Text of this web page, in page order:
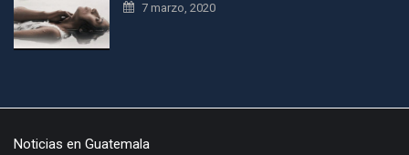
7 marzo, 2020
Noticias en Guatemala